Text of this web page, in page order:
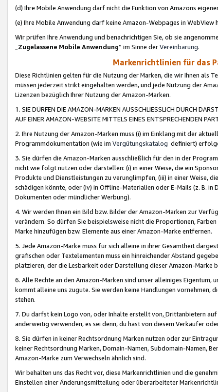
(d) Ihre Mobile Anwendung darf nicht die Funktion von Amazons
(e) Ihre Mobile Anwendung darf keine Amazon-Webpages in WebView
Wir prüfen Ihre Anwendung und benachrichtigen Sie, ob sie
„Zugelassene Mobile Anwendung“ im Sinne derVereinbarung.
Markenrichtlinien für das
Diese Richtlinien gelten für die Nutzung der Marken, die wir Ihnen als
müssen jederzeit strikt eingehalten werden, und jede Nutzung der
Lizenzen bezüglich Ihrer Nutzung der Amazon-Marken.
1. SIE DÜRFEN DIE AMAZON-MARKEN AUSSCHLIESSLICH DURCH
AUF EINER AMAZON-WEBSITE MITTELS EINES ENTSPRECHENDEN
2. Ihre Nutzung der Amazon-Marken muss (i) im Einklang mit der
Programmdokumentation (wie im Vergütungskatalog definiert)
3. Sie dürfen die Amazon-Marken ausschließlich für den in der
nicht wie folgt nutzen oder darstellen: (i) in einer Weise, die ein
Produkte und Dienstleistungen zu verunglimpfen, (iii) in einer Weise,
schädigen könnte, oder (iv) in Offline-Materialien oder E-Mails (z. B. in
Dokumenten oder mündlicher Werbung).
4. Wir werden Ihnen ein Bild bzw. Bilder der Amazon-Marken zur
verändern. So dürfen Sie beispielsweise nicht die Proportionen,
Marke hinzufügen bzw. Elemente aus einer Amazon-Marke entfernen.
5. Jede Amazon-Marke muss für sich alleine in ihrer Gesamtheit
grafischen oder Textelementen muss ein hinreichender Abstand
platzieren, der die Lesbarkeit oder Darstellung dieser Amazon-Marke
6. Alle Rechte an den Amazon-Marken sind unser alleiniges
kommt alleine uns zugute. Sie werden keine Handlungen vornehmen,
stehen.
7. Du darfst kein Logo von, oder Inhalte erstellt von,Drittanbietern auf
anderweitig verwenden, es sei denn, du hast von diesem Verkäufer
8. Sie dürfen in keiner Rechtsordnung Marken nutzen oder zur
keiner Rechtsordnung Marken, Domain-Namen, Subdomain-Namen,
Amazon-Marke zum Verwechseln ähnlich sind.
Wir behalten uns das Recht vor, diese Markenrichtlinien und die
Einstellen einer Änderungsmitteilung oder überarbeiteter